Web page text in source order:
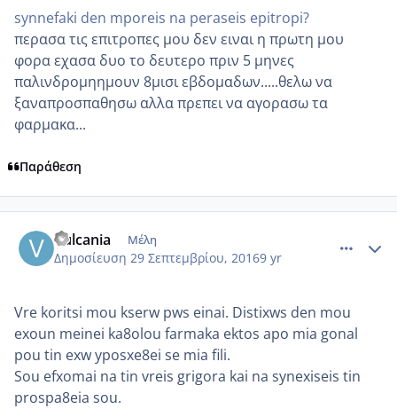
synnefaki den mporeis na peraseis epitropi?
περασα τις επιτροπες μου δεν ειναι η πρωτη μου
φορα εχασα δυο το δευτερο πριν 5 μηνες
παλινδρομηημουν 8μισι εβδομαδων.....θελω να
ξαναπροσπαθησω αλλα πρεπει να αγορασω τα
φαρμακα...
Παράθεση
Vulcania Μέλη
Δημοσίευση 29 Σεπτεμβρίου, 20169 yr
Vre koritsi mou kserw pws einai. Distixws den mou
exoun meinei ka8olou farmaka ektos apo mia gonal
pou tin exw yposxe8ei se mia fili.
Sou efxomai na tin vreis grigora kai na synexiseis tin
prospa8eia sou.